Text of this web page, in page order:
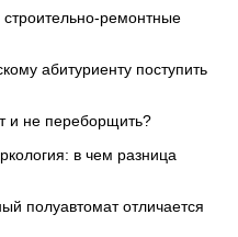
строительно-ремонтные
абитуриенту поступить
и не переборщить?
в чем разница
полуавтомат отличается